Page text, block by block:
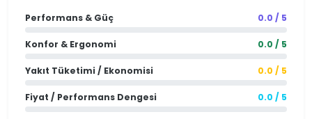
Performans & Güç 0.0 / 5
Konfor & Ergonomi 0.0 / 5
Yakıt Tüketimi / Ekonomisi 0.0 / 5
Fiyat / Performans Dengesi 0.0 / 5